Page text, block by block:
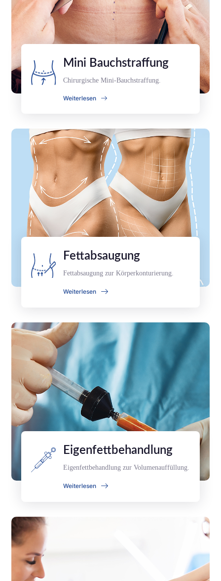
Mini Bauchstraffung
Chirurgische Mini-Bauchstraffung.
Weiterlesen
Fettabsaugung
Fettabsaugung zur Körperkonturierung.
Weiterlesen
Eigenfettbehandlung
Eigenfettbehandlung zur Volumenauffüllung.
Weiterlesen